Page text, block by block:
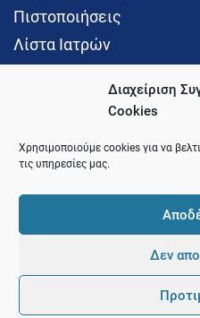
Διαχείριση
Cookies
Χρησιμοποιούμε cookies για να
τις υπηρεσίες μας.
Δεν
Πιστοποιήσεις
Λίστα Ιατρών
Social Media
© 2021 Ιατρικός
Development and